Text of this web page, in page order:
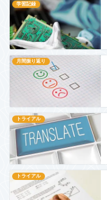
学習記録
月間振り返り
トライアル
トライアル